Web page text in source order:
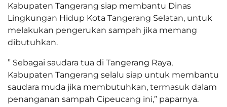
Kabupaten Tangerang siap membantu Dinas
Lingkungan Hidup Kota Tangerang Selatan, untuk
melakukan pengerukan sampah jika memang
dibutuhkan.
” Sebagai saudara tua di Tangerang Raya,
Kabupaten Tangerang selalu siap untuk membantu
saudara muda jika membutuhkan, termasuk dalam
penanganan sampah Cipeucang ini,” paparnya.